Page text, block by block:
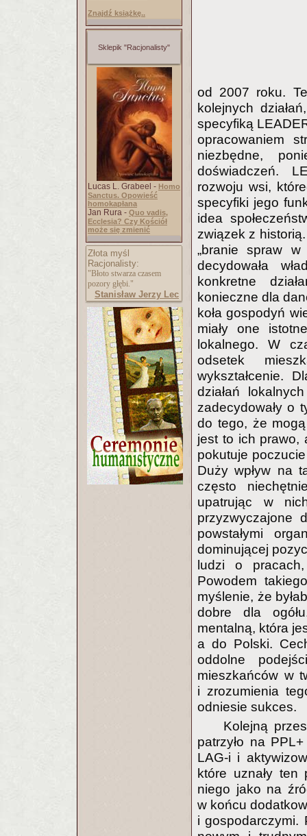
Znajdź książkę..
Sklepik "Racjonalisty"
Lucas L. Grabeel - Homo
Sanctus. Opowieść
homokapłana
Jan Rura - Quo vadis,
Ecclesia? Czy Kościół
może się zmienić
Złota myśl
Racjonalisty:
"Błoto stwarza czasem
pozory głębi."
Stanisław Jerzy Lec
od 2007 roku.
kolejnych
specyfiką
opracowaniem
niezbędne,
doświadczeń.
rozwoju wsi,
specyfiki jego
idea
związek z
„branie spraw
decydowała
konkretne
konieczne dla
koła gospodyń
miały one
lokalnego. W
odsetek
wykształcenie.
działań
zadecydowały o
do tego, że
jest to ich prawo,
pokutuje
Duży wpływ na
często
upatrując w
przyzwyczajone
powstałymi
dominującej
ludzi o
Powodem
myślenie, że
dobre dla
mentalną, która
a do Polski.
oddolne
mieszkańców w
i zrozumienia
odniesie sukces.
Kolejną
patrzyło na
LAG-i i
które uznały ten
niego jako na
w końcu
i gospodarczymi.